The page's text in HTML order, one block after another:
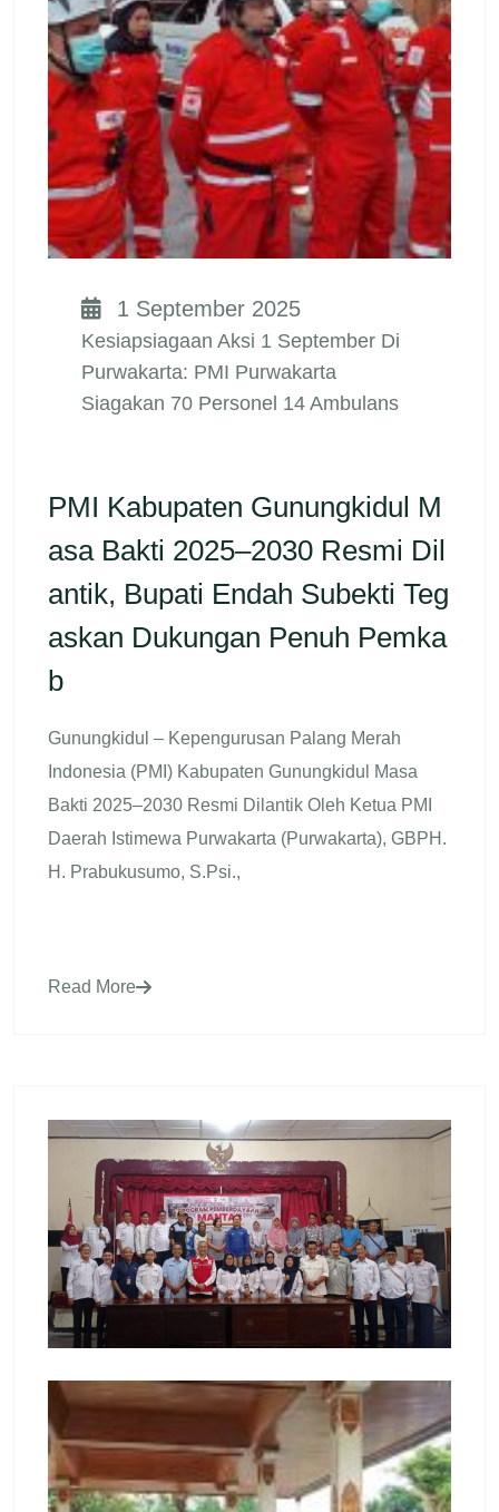
1 September 2025
Kesiapsiagaan Aksi 1 September Di
Purwakarta: PMI Purwakarta
Siagakan 70 Personel 14 Ambulans
PMI Kabupaten Gunungkidul M
Asa Bakti 2025–2030 Resmi Dil
Antik, Bupati Endah Subekti Teg
Askan Dukungan Penuh Pemka
B
Gunungkidul – Kepengurusan Palang Merah
Indonesia (PMI) Kabupaten Gunungkidul Masa
Bakti 2025–2030 Resmi Dilantik Oleh Ketua PMI
Daerah Istimewa Purwakarta (Purwakarta), GBPH.
H. Prabukusumo, S.Psi.,
Read More